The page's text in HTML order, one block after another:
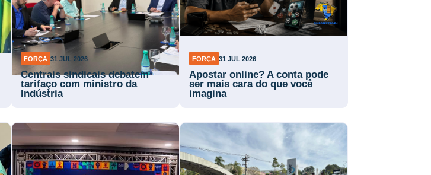
FORÇA 31 JUL 2026
Centrais sindicais debatem
tarifaço com ministro da
Indústria
FORÇA 31 JUL 2026
Apostar online? A conta pode
ser mais cara do que você
imagina